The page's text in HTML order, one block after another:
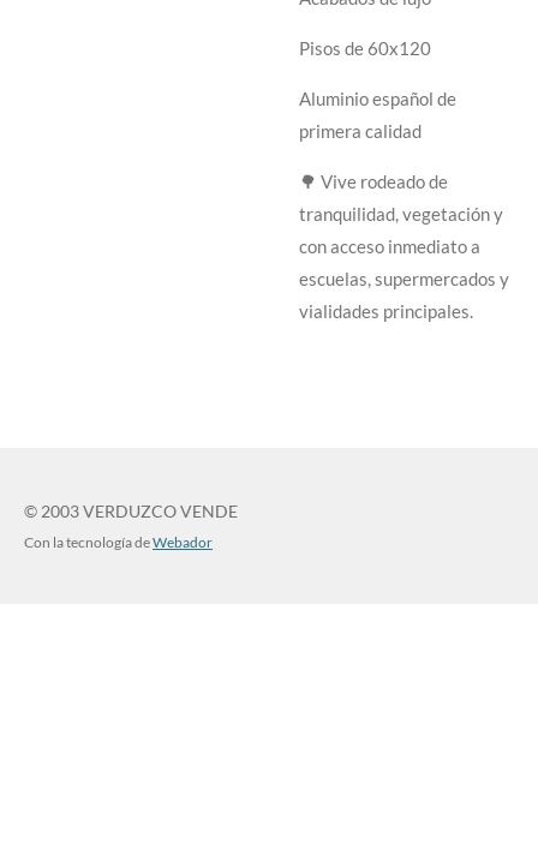
Pisos de 60x120
Aluminio español de
primera calidad
🌳 Vive rodeado de
tranquilidad, vegetación y
con acceso inmediato a
escuelas, supermercados y
vialidades principales.
© 2003 VERDUZCO VENDE
Con la tecnología deWebador